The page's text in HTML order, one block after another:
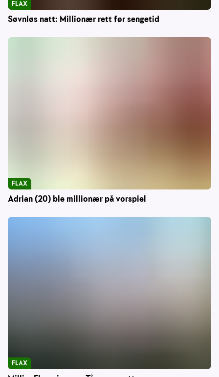
Søvnløs natt: Millionær rett før sengetid
FLAX
Adrian (20) ble millionær på vorspiel
FLAX
FLAX